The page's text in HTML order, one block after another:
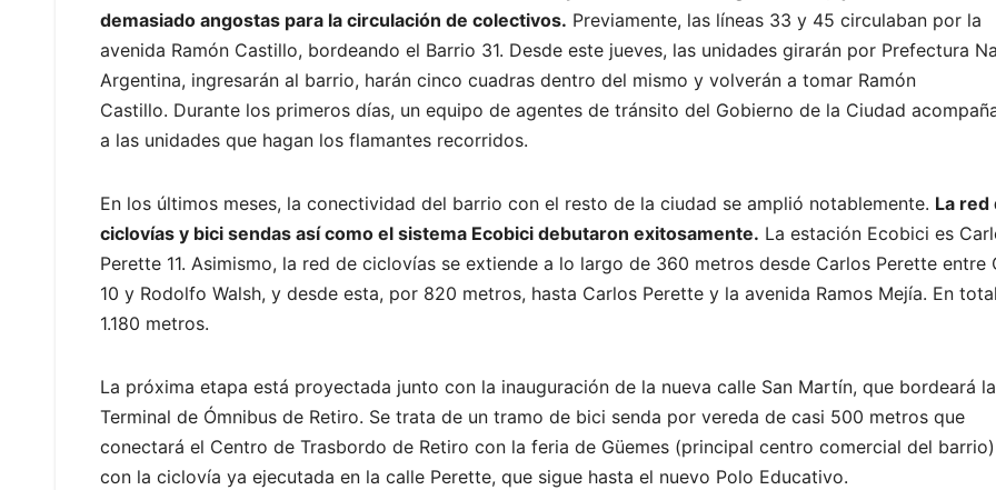
demasiado angostas para la circulación de colectivos. Previamente, las líneas 33 y 45 circulaban por la
avenida Ramón Castillo, bordeando el Barrio 31. Desde este jueves, las unidades girarán por Prefectura
Argentina, ingresarán al barrio, harán cinco cuadras dentro del mismo y volverán a tomar Ramón
Castillo. Durante los primeros días, un equipo de agentes de tránsito del Gobierno de la Ciudad
a las unidades que hagan los flamantes recorridos.
En los últimos meses, la conectividad del barrio con el resto de la ciudad se amplió notablemente. La red
ciclovías y bici sendas así como el sistema Ecobici debutaron exitosamente. La estación Ecobici es
Perette 11. Asimismo, la red de ciclovías se extiende a lo largo de 360 metros desde Carlos Perette entre
10 y Rodolfo Walsh, y desde esta, por 820 metros, hasta Carlos Perette y la avenida Ramos Mejía. En
1.180 metros.
La próxima etapa está proyectada junto con la inauguración de la nueva calle San Martín, que bordeará la
Terminal de Ómnibus de Retiro. Se trata de un tramo de bici senda por vereda de casi 500 metros que
conectará el Centro de Trasbordo de Retiro con la feria de Güemes (principal centro comercial del
con la ciclovía ya ejecutada en la calle Perette, que sigue hasta el nuevo Polo Educativo.